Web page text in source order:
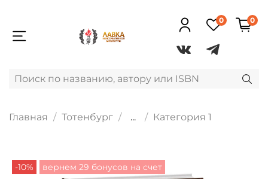
0 0
Главная Тотенбург ... Категория 1
-10% вернем 29 бонусов на счет